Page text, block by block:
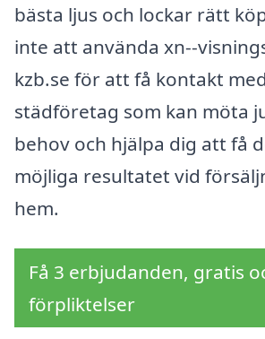
bästa ljus och lockar rätt
inte att använda xn--
kzb.se för att få kontakt
städföretag som kan möta
behov och hjälpa dig att få
möjliga resultatet vid
hem.
Få 3 erbjudanden, gratis
förpliktelser